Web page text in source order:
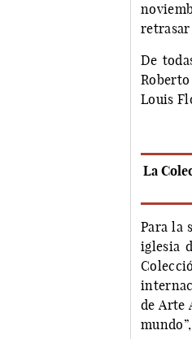
De
Louis
La
Para la
iglesia
de Arte